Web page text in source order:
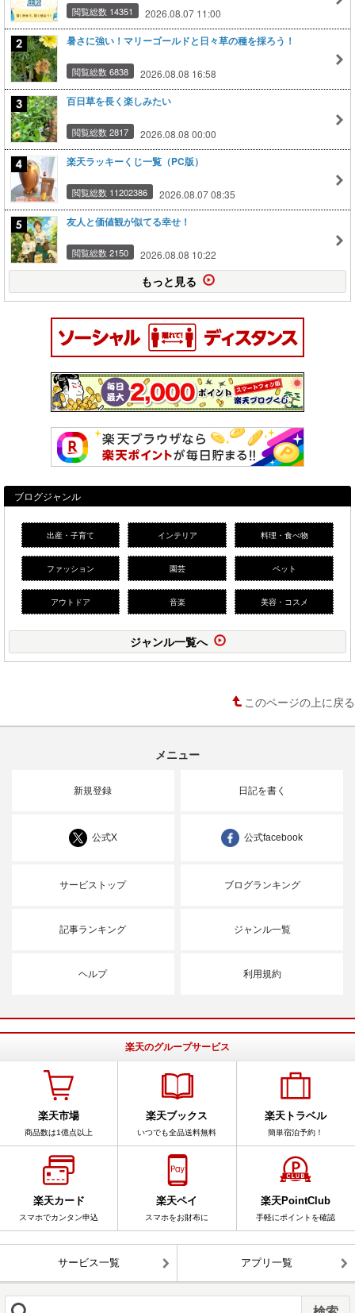
閲覧総数 14351 2026.08.07 11:00
暑さに強い！マリーゴールドと日々草の種を採ろう！
閲覧総数 6838 2026.08.08 16:58
百日草を長く楽しみたい
閲覧総数 2817 2026.08.08 00:00
楽天ラッキーくじ一覧（PC版）
閲覧総数 11202386 2026.08.07 08:35
友人と価値観が似てる幸せ！
閲覧総数 2150 2026.08.08 10:22
もっと見る
ブログジャンル
出産・子育て インテリア 料理・食べ物
ファッション 園芸 ペット
アウトドア 音楽 美容・コスメ
ジャンル一覧へ
このページの上に戻る
メニュー
新規登録 日記を書く
公式X 公式facebook
サービストップ ブログランキング
記事ランキング ジャンル一覧
ヘルプ 利用規約
楽天のグループサービス
楽天市場
商品数は1億点以上
楽天ブックス
いつでも全品送料無料
楽天トラベル
簡単宿泊予約！
楽天カード
スマホでカンタン申込
楽天ペイ
スマホをお財布に
楽天PointClub
手軽にポイントを確認
サービス一覧 アプリ一覧